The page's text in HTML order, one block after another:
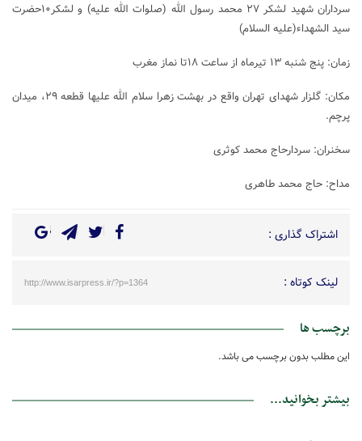
سرداران شهید لشکر ۲۷ محمد رسول الله (صلوات الله علیه) و لشکر۱۰حضرت
سید الشهداء(علیه السلام)
زمان: پنج شنبه ۱۳ تیرماه از ساعت ۱۸تا نماز مغرب
مکان: گلزار شهدای تهران واقع در بهشت زهرا سلام الله علیها قطعه ۲۹، میدان
پرچم.
سخنران: سردارحاج محمد کوثری
مداح: حاج محمد طاهری
اشتراک گذاری :
لینک کوتاه : http://www.isarpress.ir/?p=1364
برچسب ها
این مطلب بدون برچسب می باشد.
بیشتر بخوانید...